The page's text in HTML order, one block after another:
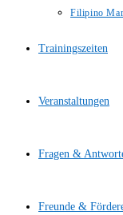
Filipino
Trainingszeiten
Veranstaltungen
Fragen &
Freunde &